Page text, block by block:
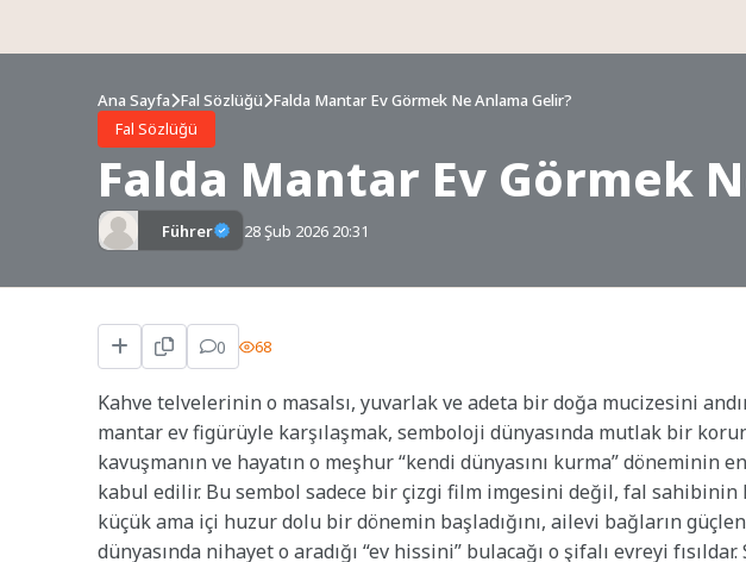
Ana Sayfa Fal Sözlüğü Falda Mantar Ev Görmek Ne Anlama Gelir?
Fal Sözlüğü
Falda Mantar Ev Görmek
Führer 28 Şub 2026 20:31
0 68
Kahve telvelerinin o masalsı, yuvarlak ve adeta bir doğa mucizesini
mantar ev figürüyle karşılaşmak, semboloji dünyasında mutlak bir
kavuşmanın ve hayatın o meşhur “kendi dünyasını kurma”
kabul edilir. Bu sembol sadece bir çizgi film imgesini değil, fal sahibinin
küçük ama içi huzur dolu bir dönemin başladığını, ailevi bağların
dünyasında nihayet o aradığı “ev hissini” bulacağı o şifalı evreyi